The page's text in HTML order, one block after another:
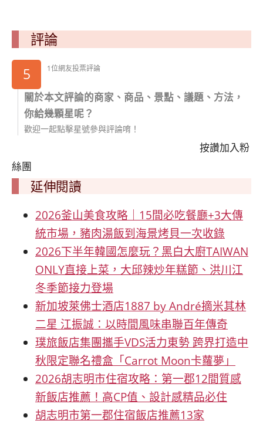
評論
5
1位網友投票評論
關於本文評論的商家、商品、景點、議題、方法，
你給幾顆星呢？
歡迎一起點擊星號參與評論唷！
按讚加入粉
絲團
延伸閱讀
2026釜山美食攻略｜15間必吃餐廳+3大傳
統市場，豬肉湯飯到海景烤貝一次收錄
2026下半年韓國怎麼玩？黑白大廚TAIWAN
ONLY直接上菜，大邱辣炒年糕節、洪川江
冬季節接力登場
新加坡萊佛士酒店1887 by André摘米其林
二星 江振誠：以時間風味串聯百年傳奇
璞旅飯店集團攜手VDS活力東勢 跨界打造中
秋限定聯名禮盒「Carrot Moon卡蘿夢」
2026胡志明市住宿攻略：第一郡12間質感
新飯店推薦！高CP值、設計感精品必住
胡志明市第一郡住宿飯店推薦13家